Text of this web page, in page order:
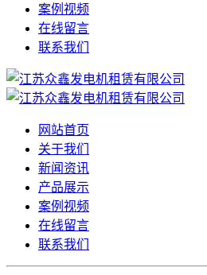
案例视频
在线留言
联系我们
网站首页
关于我们
新闻资讯
产品展示
案例视频
在线留言
联系我们